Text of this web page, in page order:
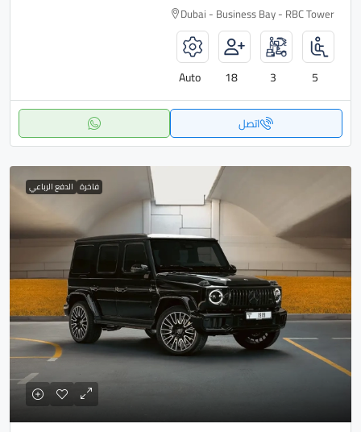
Dubai - Business Bay - RBC Tower
5
3
18
Auto
اتصل
فاخرة الدفع الرباعي